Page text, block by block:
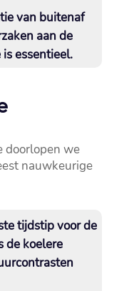
van buitenaf
aan de
essentieel.​
doorlopen we
nauwkeurige
tijdstip voor de
de koelere